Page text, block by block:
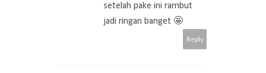
setelah pake ini rambut
jadi ringan banget 🤩
Reply